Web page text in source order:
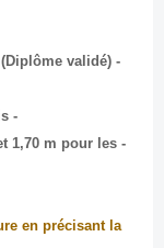
- Niveau d'Instruction : Bac + 2 au minimum (Diplôme validé)
- Langue : Maitrise du Français et de l'Anglais
1,70 m pour les
en précisant la